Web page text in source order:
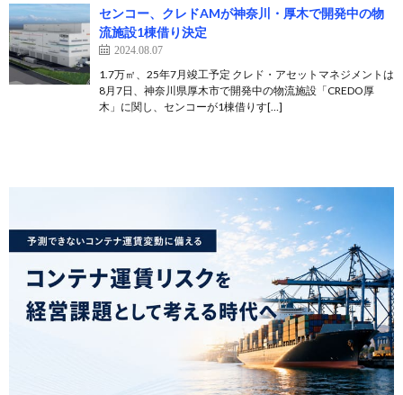
センコー、クレドAMが神奈川・厚木で開発中の物
流施設1棟借り決定
2024.08.07
1.7万㎡、25年7月竣工予定 クレド・アセットマネジメントは
8月7日、神奈川県厚木市で開発中の物流施設「CREDO厚
木」に関し、センコーが1棟借りす[…]